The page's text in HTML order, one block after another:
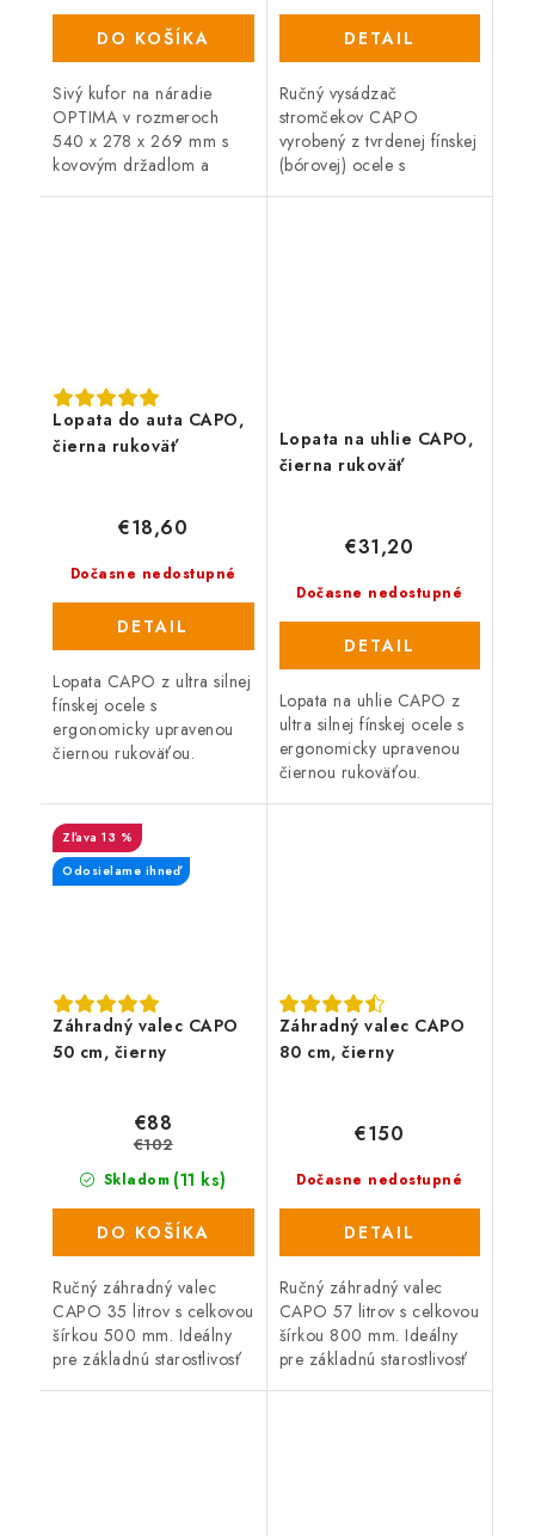
DO KOŠÍKA
Sivý kufor na náradie
OPTIMA v rozmeroch
540 x 278 x 269 mm s
kovovým držadlom a
DETAIL
Ručný vysádzač
stromčekov CAPO
vyrobený z tvrdenej fínskej
(bórovej) ocele s
Lopata do auta CAPO,
čierna rukoväť
Dočasne nedostupné
€18,60
DETAIL
Lopata CAPO z ultra silnej
fínskej ocele s
ergonomicky upravenou
čiernou rukoväťou.
Lopata na uhlie CAPO,
čierna rukoväť
Dočasne nedostupné
€31,20
DETAIL
Lopata na uhlie CAPO z
ultra silnej fínskej ocele s
ergonomicky upravenou
čiernou rukoväťou.
Záhradný valec CAPO
50 cm, čierny
13 %
Odosielame ihneď
Skladom (11 ks)
€88
€102
DO KOŠÍKA
Ručný záhradný valec
CAPO 35 litrov s celkovou
šírkou 500 mm. Ideálny
pre základnú starostlivosť
Záhradný valec CAPO
80 cm, čierny
Dočasne nedostupné
€150
DETAIL
Ručný záhradný valec
CAPO 57 litrov s celkovou
šírkou 800 mm. Ideálny
pre základnú starostlivosť